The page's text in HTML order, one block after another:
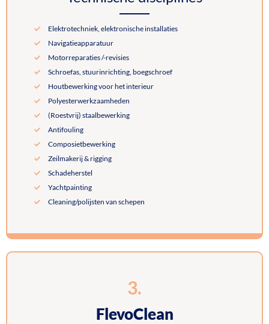
Elektrotechniek, elektronische installaties
Navigatieapparatuur
Motorreparaties /-revisies
Schroefas, stuurinrichting, boegschroef
Houtbewerking voor het interieur
Polyesterwerkzaamheden
(Roestvrij) staalbewerking
Antifouling
Composietbewerking
Zeilmakerij & rigging
Schadeherstel
Yachtpainting
Cleaning/polijsten van schepen
3.
FlevoClean